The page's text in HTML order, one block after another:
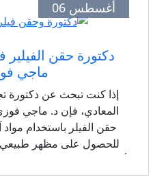
أغسطس 06
دكتورة حقن
ماجي
إذا كنت تبحث عن دكتورة
المعادي، فإن د. ماجي
حقن الفيلر باستخدام مواد
للحصول على مظهر
أماكن حقن الفيلر،
التعليمات قبل